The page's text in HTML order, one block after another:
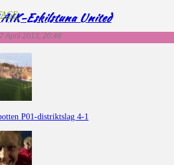
Eskilstuna United
April 2013, 20:48
P01-distriktslag 4-1